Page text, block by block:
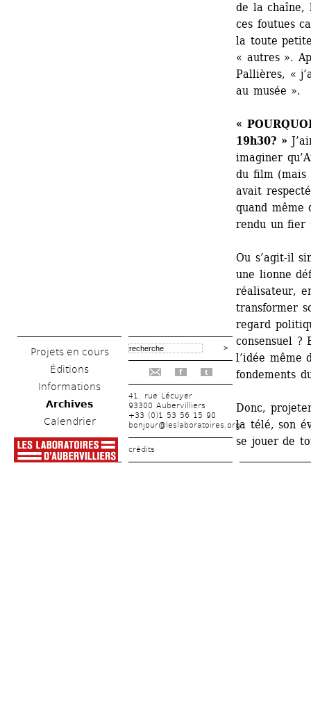
Projets en cours
Éditions
Informations
Archives
Calendrier
f t
41, rue Lécuyer
93300 Aubervilliers
+33 (0)1 53 56 15 90
bonjour@leslaboratoires.org
crédits
de la chaîne,
ces foutues
la toute
« autres ».
Pallières, «
au musée ».
«
19h30? »
imaginer
du film (mais
avait
quand même
rendu un fier
Ou s’agit-il
une lionne
réalisateur,
transformer
regard
consensuel ?
l’idée même
fondements
Donc,
la télé, son
se jouer de